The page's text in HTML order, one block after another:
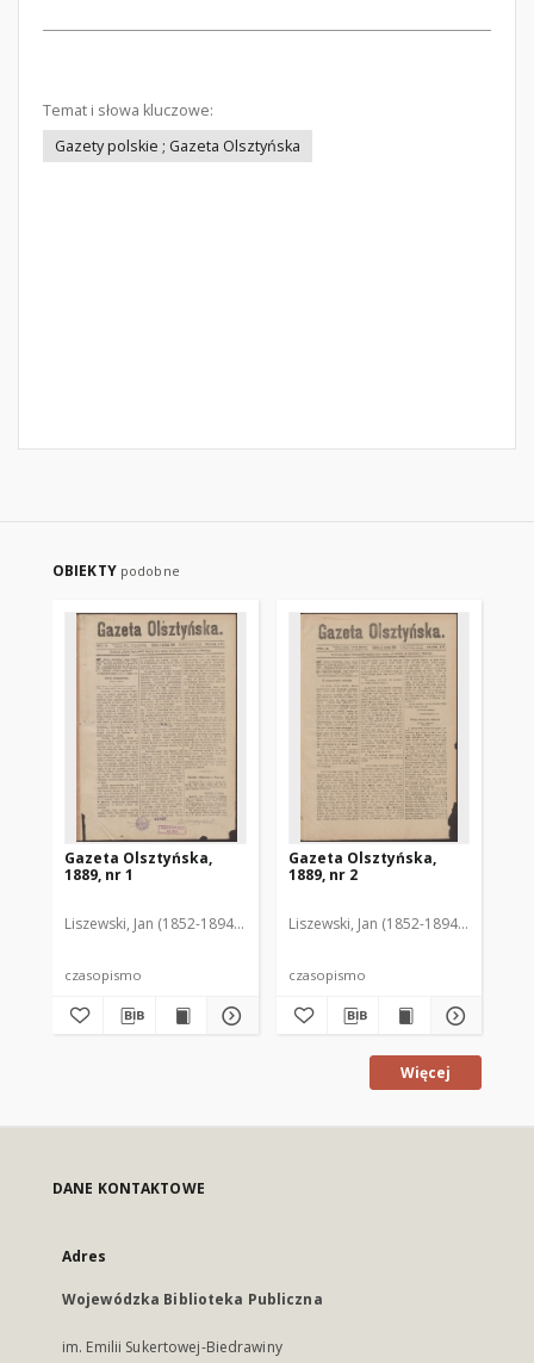
Temat i słowa kluczowe:
Gazety polskie ; Gazeta Olsztyńska
OBIEKTY podobne
Gazeta Olsztyńska,
1889, nr 1
Liszewski, Jan (1852-1894). Red.
czasopismo
Gazeta Olsztyńska,
1889, nr 2
Liszewski, Jan (1852-1894). Red.
czasopismo
Więcej
DANE KONTAKTOWE
Adres
Wojewódzka Biblioteka Publiczna
im. Emilii Sukertowej-Biedrawiny